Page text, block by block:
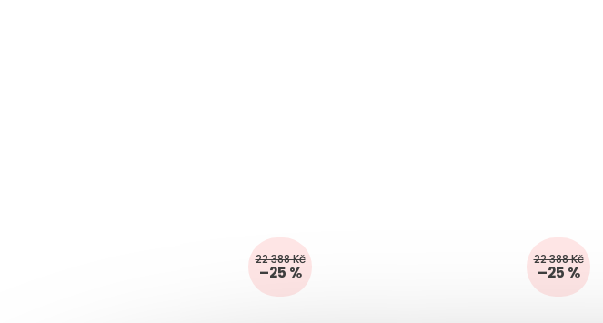
22 388 Kč
–25 %
22 388 Kč
–25 %